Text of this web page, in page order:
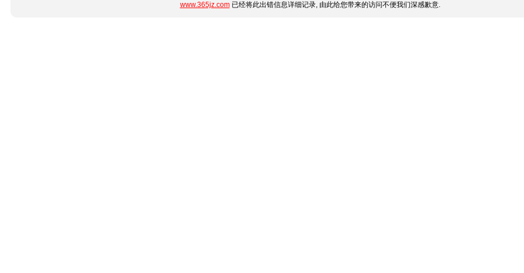
www.365jz.com已经将此出错信息详细记录, 由此给您带来的访问不便我们深感歉意.